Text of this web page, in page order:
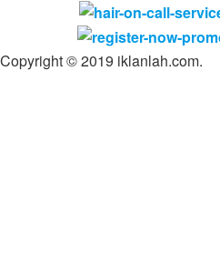
Copyright © 2019 iklanlah.com.